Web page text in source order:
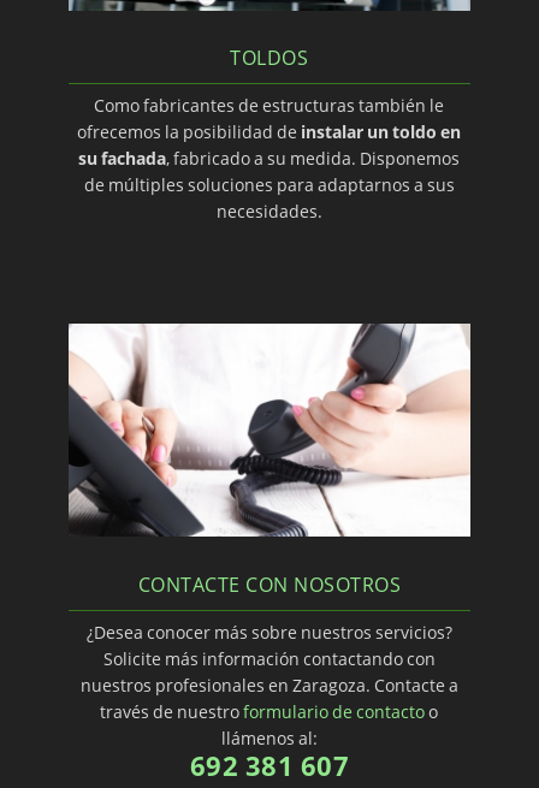
TOLDOS
Como fabricantes de estructuras también le
ofrecemos la posibilidad de instalar un toldo en
su fachada, fabricado a su medida. Disponemos
de múltiples soluciones para adaptarnos a sus
necesidades.
CONTACTE CON NOSOTROS
¿Desea conocer más sobre nuestros servicios?
Solicite más información contactando con
nuestros profesionales en Zaragoza. Contacte a
través de nuestroformulario de contactoo
llámenos al:
692 381 607